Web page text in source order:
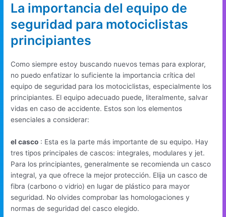
La importancia del equipo de
seguridad para motociclistas
principiantes
Como siempre estoy buscando nuevos temas para explorar,
no puedo enfatizar lo suficiente la importancia crítica del
equipo de seguridad para los motociclistas, especialmente los
principiantes. El equipo adecuado puede, literalmente, salvar
vidas en caso de accidente. Estos son los elementos
esenciales a considerar:
el casco : Esta es la parte más importante de su equipo. Hay
tres tipos principales de cascos: integrales, modulares y jet.
Para los principiantes, generalmente se recomienda un casco
integral, ya que ofrece la mejor protección. Elija un casco de
fibra (carbono o vidrio) en lugar de plástico para mayor
seguridad. No olvides comprobar las homologaciones y
normas de seguridad del casco elegido.